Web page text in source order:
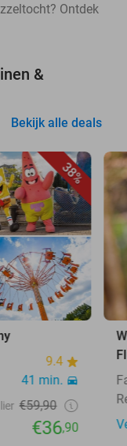
Ontdek
&
Bekijk alle deals
38%
9.4
41 min.
€59,90
€36,90